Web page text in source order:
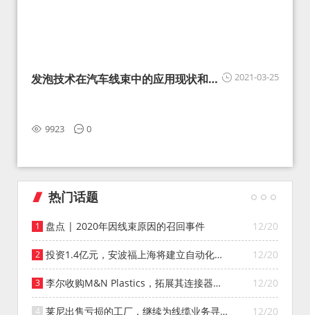
2021-03-25
发泡技术在汽车线束中的应用现状和展
9923 0
热门话题
12/20
盘点 | 2020年因线束原因的召回事件
12/20
投资1.4亿元，安波福上海将建立自动化智
能仓库
12/20
李尔收购M&N Plastics，拓展其连接器系
统业务
12/20
莱尼出售亏损的工厂，继续为线缆业务寻找